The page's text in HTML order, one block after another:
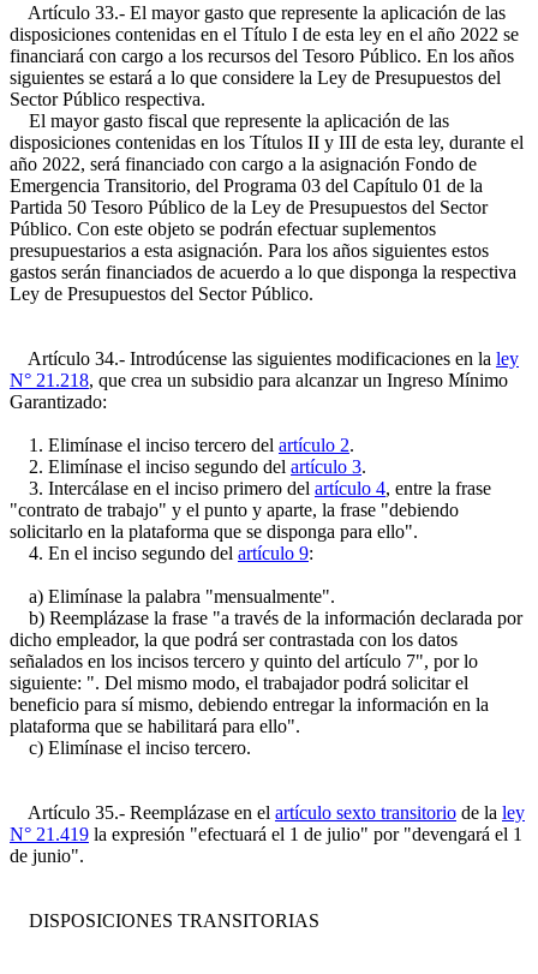
Artículo 33.- El mayor gasto que represente la aplicación de las
disposiciones contenidas en el Título I de esta ley en el año 2022 se
financiará con cargo a los recursos del Tesoro Público. En los años
siguientes se estará a lo que considere la Ley de Presupuestos del
Sector Público respectiva.
El mayor gasto fiscal que represente la aplicación de las
disposiciones contenidas en los Títulos II y III de esta ley, durante el
año 2022, será financiado con cargo a la asignación Fondo de
Emergencia Transitorio, del Programa 03 del Capítulo 01 de la
Partida 50 Tesoro Público de la Ley de Presupuestos del Sector
Público. Con este objeto se podrán efectuar suplementos
presupuestarios a esta asignación. Para los años siguientes estos
gastos serán financiados de acuerdo a lo que disponga la respectiva
Ley de Presupuestos del Sector Público.
Artículo 34.- Introdúcense las siguientes modificaciones en la ley
N° 21.218, que crea un subsidio para alcanzar un Ingreso Mínimo
Garantizado:
1. Elimínase el inciso tercero del artículo 2.
2. Elimínase el inciso segundo del artículo 3.
3. Intercálase en el inciso primero del artículo 4, entre la frase
"contrato de trabajo" y el punto y aparte, la frase "debiendo
solicitarlo en la plataforma que se disponga para ello".
4. En el inciso segundo del artículo 9:
a) Elimínase la palabra "mensualmente".
b) Reemplázase la frase "a través de la información declarada por
dicho empleador, la que podrá ser contrastada con los datos
señalados en los incisos tercero y quinto del artículo 7", por lo
siguiente: ". Del mismo modo, el trabajador podrá solicitar el
beneficio para sí mismo, debiendo entregar la información en la
plataforma que se habilitará para ello".
c) Elimínase el inciso tercero.
Artículo 35.- Reemplázase en el artículo sexto transitorio de la ley
N° 21.419 la expresión "efectuará el 1 de julio" por "devengará el 1
de junio".
DISPOSICIONES TRANSITORIAS